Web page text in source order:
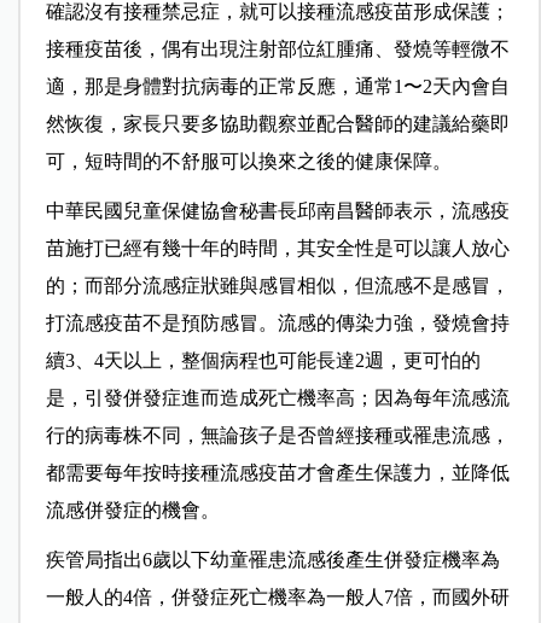
確認沒有接種禁忌症，就可以接種流感疫苗形成保護；
接種疫苗後，偶有出現注射部位紅腫痛、發燒等輕微不
適，那是身體對抗病毒的正常反應，通常1〜2天內會自
然恢復，家長只要多協助觀察並配合醫師的建議給藥即
可，短時間的不舒服可以換來之後的健康保障。
中華民國兒童保健協會秘書長邱南昌醫師表示，流感疫
苗施打已經有幾十年的時間，其安全性是可以讓人放心
的；而部分流感症狀雖與感冒相似，但流感不是感冒，
打流感疫苗不是預防感冒。流感的傳染力強，發燒會持
續3、4天以上，整個病程也可能長達2週，更可怕的
是，引發併發症進而造成死亡機率高；因為每年流感流
行的病毒株不同，無論孩子是否曾經接種或罹患流感，
都需要每年按時接種流感疫苗才會產生保護力，並降低
流感併發症的機會。
疾管局指出6歲以下幼童罹患流感後產生併發症機率為
一般人的4倍，併發症死亡機率為一般人7倍，而國外研